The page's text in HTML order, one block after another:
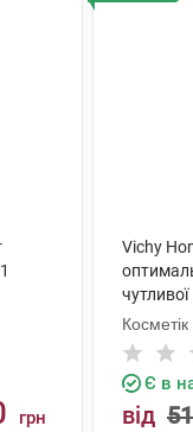
грн
Vichy
флакон
Є в
від